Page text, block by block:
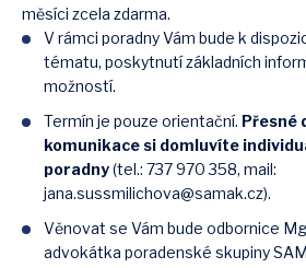
měsíci zcela zdarma.
V rámci poradny Vám bude k
tématu, poskytnutí základních
možností.
Termín je pouze orientační. Přesné
komunikace si domluvíte
poradny(tel.: 737 970 358, mail:
jana.sussmilichova@samak.cz).
Věnovat se Vám bude odbornice
advokátka poradenské skupiny